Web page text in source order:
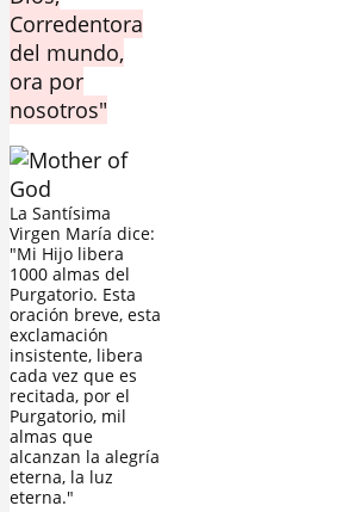
Corredentora
del mundo,
ora por
nosotros"
La Santísima
Virgen María dice:
"Mi Hijo libera
1000 almas del
Purgatorio. Esta
oración breve, esta
exclamación
insistente, libera
cada vez que es
recitada, por el
Purgatorio, mil
almas que
alcanzan la alegría
eterna, la luz
eterna."